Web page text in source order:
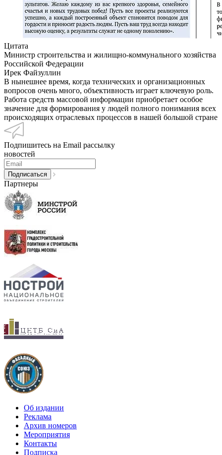
Цитата
Министр строительства и жилищно-коммунального хозяйства
Российской Федерации
Ирек Файзуллин
В нынешнее время, когда технических и организационных
вопросов очень много, объективность играет ключевую роль.
Работа средств массовой информации приобретает особое
значение для формирования у людей полного понимания всех
происходящих отраслевых процессов в нашей большой стране
Подпишитесь на Email рассылку
новостей
Партнеры
Об издании
Реклама
Архив номеров
Мероприятия
Контакты
Подписка